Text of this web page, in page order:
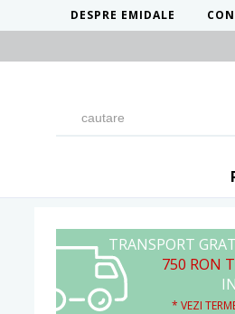
DESPRE EMIDALE
TRANSPORT
750 RON
* VEZI